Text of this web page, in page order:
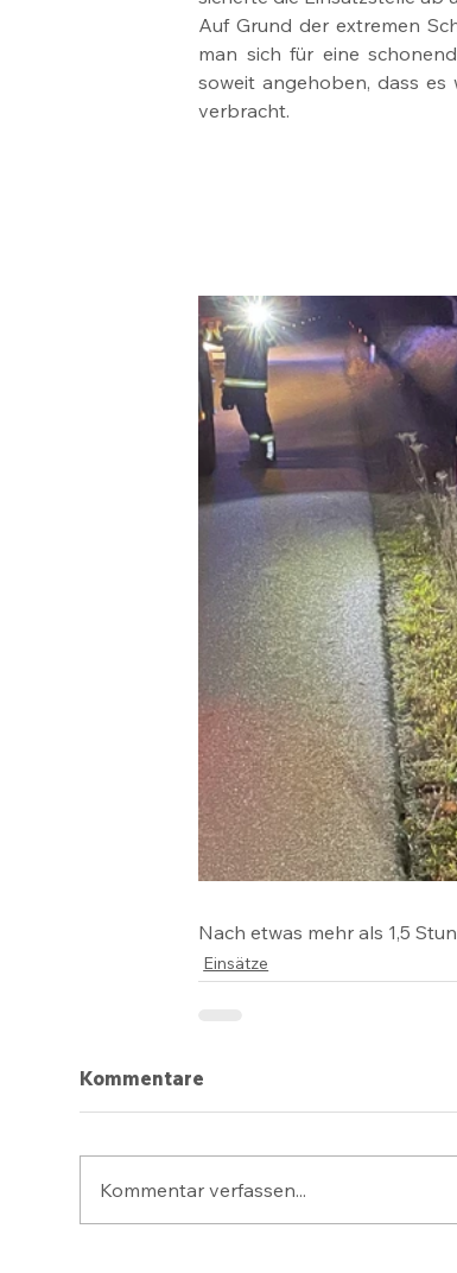
Auf Grund der extremen
man sich für eine
soweit angehoben, dass
verbracht.
Nach etwas mehr als 1,5
Einsätze
Kommentare
Kommentar verfassen...